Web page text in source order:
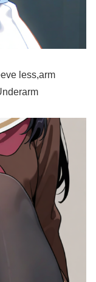
less,arm